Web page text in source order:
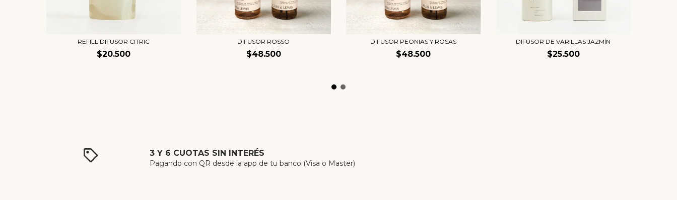
REFILL DIFUSOR CITRIC
$20.500
DIFUSOR ROSSO
$48.500
DIFUSOR PEONIAS Y ROSAS
$48.500
DIFUSOR DE VARILLAS JAZMÍN
$25.500
3 Y 6 CUOTAS SIN INTERÉS
Pagando con QR desde la app de tu banco (Visa o Master)